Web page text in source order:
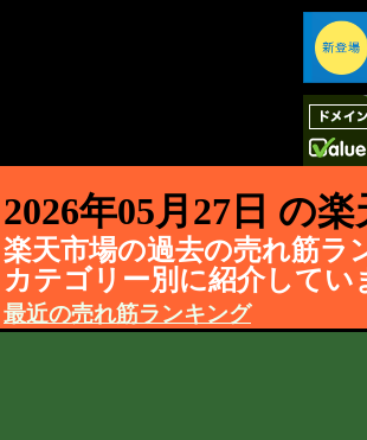
2026年05月27日 の
楽天市場の過去の売れ筋ラ
カテゴリー別に紹介してい
最近の売れ筋ランキング